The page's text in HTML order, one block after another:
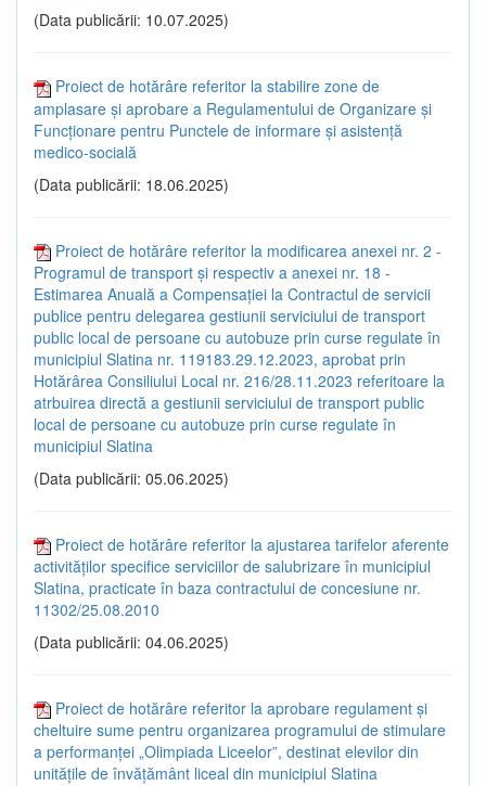
(Data publicării: 10.07.2025)
Proiect de hotărâre referitor la stabilire zone de
amplasare și aprobare a Regulamentului de Organizare și
Funcționare pentru Punctele de informare și asistență
medico-socială
(Data publicării: 18.06.2025)
Proiect de hotărâre referitor la modificarea anexei nr. 2 -
Programul de transport și respectiv a anexei nr. 18 -
Estimarea Anuală a Compensației la Contractul de servicii
publice pentru delegarea gestiunii serviciului de transport
public local de persoane cu autobuze prin curse regulate în
municipiul Slatina nr. 119183.29.12.2023, aprobat prin
Hotărârea Consiliului Local nr. 216/28.11.2023 referitoare la
atrbuirea directă a gestiunii serviciului de transport public
local de persoane cu autobuze prin curse regulate în
municipiul Slatina
(Data publicării: 05.06.2025)
Proiect de hotărâre referitor la ajustarea tarifelor aferente
activităților specifice serviciilor de salubrizare în municipiul
Slatina, practicate în baza contractului de concesiune nr.
11302/25.08.2010
(Data publicării: 04.06.2025)
Proiect de hotărâre referitor la aprobare regulament și
cheltuire sume pentru organizarea programului de stimulare
a performanței „Olimpiada Liceelor”, destinat elevilor din
unitățile de învățământ liceal din municipiul Slatina